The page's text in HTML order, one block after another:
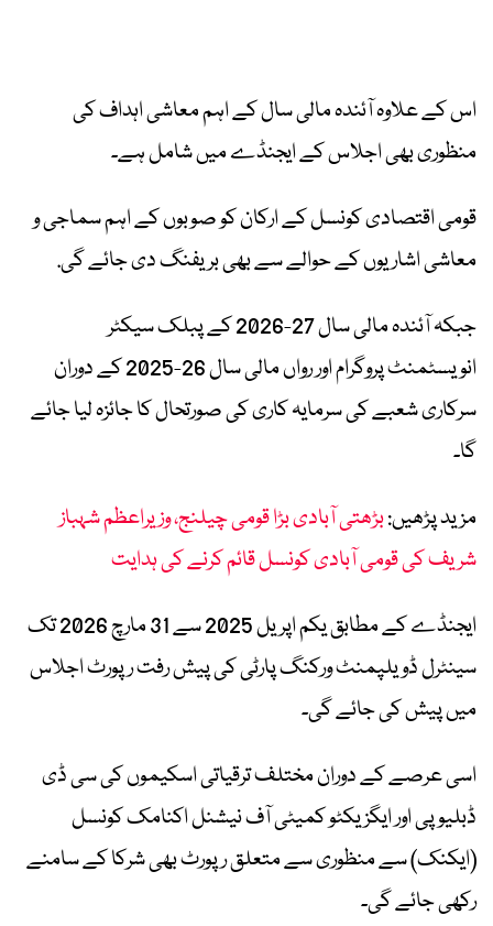
اس کے علاوہ آئندہ مالی سال کے اہم معاشی اہداف کی
منظوری بھی اجلاس کے ایجنڈے میں شامل ہے۔
قومی اقتصادی کونسل کے ارکان کو صوبوں کے اہم سماجی و
معاشی اشاریوں کے حوالے سے بھی بریفنگ دی جائے گی.
جبکہ آئندہ مالی سال 27-2026 کے پبلک سیکٹر
انویسٹمنٹ پروگرام اور رواں مالی سال 26-2025 کے دوران
سرکاری شعبے کی سرمایہ کاری کی صورتحال کا جائزہ لیا جائے
گا۔
مزید پڑھیں:بڑھتی آبادی بڑا قومی چیلنج، وزیراعظم شہباز
شریف کی قومی آبادی کونسل قائم کرنے کی ہدایت
ایجنڈے کے مطابق یکم اپریل 2025 سے 31 مارچ 2026 تک
سینٹرل ڈویلپمنٹ ورکنگ پارٹی کی پیش رفت رپورٹ اجلاس
میں پیش کی جائے گی۔
اسی عرصے کے دوران مختلف ترقیاتی اسکیموں کی سی ڈی
ڈبلیو پی اور ایگزیکٹو کمیٹی آف نیشنل اکنامک کونسل
(ایکنک) سے منظوری سے متعلق رپورٹ بھی شرکا کے سامنے
رکھی جائے گی۔